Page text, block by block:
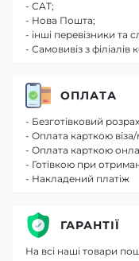
- САТ;
- Нова Пошта;
- інші перевізники та
- Самовивіз з філіалів
ОПЛАТА
- Безготівковий
- Оплата карткою
- Оплата карткою
- Готівкою при
- Накладений платіж
ГАРАНТІЇ
На всі наші товари